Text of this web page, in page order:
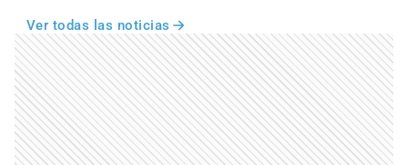
Ver todas las noticias